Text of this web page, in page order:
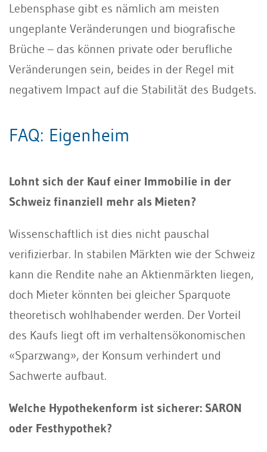
Lebensphase gibt es nämlich am meisten
ungeplante Veränderungen und biografische
Brüche – das können private oder berufliche
Veränderungen sein, beides in der Regel mit
negativem Impact auf die Stabilität des Budgets.
FAQ: Eigenheim
Lohnt sich der Kauf einer Immobilie in der
Schweiz finanziell mehr als Mieten?
Wissenschaftlich ist dies nicht pauschal
verifizierbar. In stabilen Märkten wie der Schweiz
kann die Rendite nahe an Aktienmärkten liegen,
doch Mieter könnten bei gleicher Sparquote
theoretisch wohlhabender werden. Der Vorteil
des Kaufs liegt oft im verhaltensökonomischen
«Sparzwang», der Konsum verhindert und
Sachwerte aufbaut.
Welche Hypothekenform ist sicherer: SARON
oder Festhypothek?